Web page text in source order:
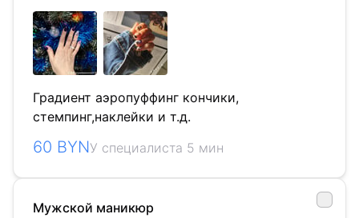
Градиент аэропуффинг кончики,
стемпинг,наклейки и т.д.
60 BYNУ специалиста 5 мин
Мужской маникюр